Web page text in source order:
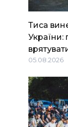
Тиса
України:
05.08.2026